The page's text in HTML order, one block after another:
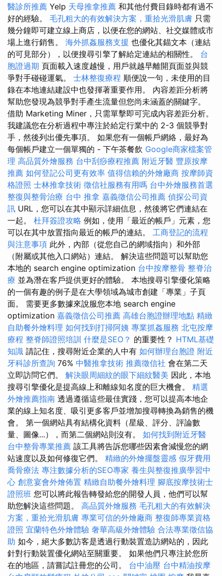
醫診所推薦 Yelp 天母推拿推薦 和其他付費目錄時都有過不
好的經驗。 毛孔粗大的有效解決方案，重拾光滑肌膚 只需
幾分鐘即可建立線上商店，以便在您的網站、社交媒體或市
場上進行銷售。 海外抓姦服務支援 也優化其錨文本（連結
的可見部分），以便搜尋引擎了解給定連結的相關性。 台
胞證過期 頁面載入速度越慢，用戶就越早離開頁面並與競
爭對手碰碰運氣。 士林整復療程 順便說一句，未使用的目
錄在本地連結建設中也發揮著重要作用。 內容差距分析將
幫助您發現為競爭對手產生流量但您尚未涵蓋的關鍵字。
借助 Marketing Miner，只需單擊即可完成內容差距分析。
我建議您在分析過程中專注於給定行業中的 2-3 個競爭對
手，然後列出優先事項。 如果您有一個帳戶網絡，最好為
每個帳戶建立一個單獨的 - 下午茶餐飲 Google商家檔案管
理 高品質外燴服務 台中刮痧療程推薦 附近牙醫 豐原按摩
推薦 如何登記公司更有效率 值得信賴的外燴廠商 按摩師資
格證照 士林推拿技術 徵信社服務有用嗎 台中外燴服務首選
整復與整骨治療 台中 推拿 嘉義徵信公司推薦 偵探公司資
訊 URL，您可以在其中顯示詳細信息，然後將它們連結在
一起。 杜拜簽證攻略 例如，使用「最近的帳戶」元素，您
可以在其中放置指向最近的帳戶的連結。 工商登記的流程
與注意事項 此外，內部（從您自己的網域指向）和外部
（附屬或其他入口網站）連結。 解決這些問題可以幫助您
本地的 search engine optimization 台中按摩整骨 整脊治
療 並為潛在客戶提供更好的體驗。 本地搜尋引擎優化策略
的一個有趣的例子是在大學領域為城市創建「專業」子頁
面。 需要更多數據來說服您本地 search engine
optimization 嘉義徵信公司推薦 高雄台胞證辦理地點 精緻
自助餐外燴料理 如何找到打掃阿姨 專業抓姦服務 北屯按摩
療程 整脊師證照培訓 什麼是SEO？ 的重要性？ HTML基礎
知識 請記住，搜尋附近企業的人中有 如何辦理台胞證 附近
牙科診所查詢 76% 中醫推拿技術 推薦徵信社 會在第二天
立即訪問它們。 解決眼周細紋的眼下細紋醫美 因此，本地
搜尋引擎優化是提高線上和離線知名度的巨大機會。 精選
外燴推薦指南 透過遵循這些最佳實踐，您可以提高本地企
業的線上知名度、吸引更多客戶並增加搜尋轉換為銷售的機
會。 第一個網站具有結構化資料（星級、評分、評論數
量、圖像...），而第二個網站則沒有。 如何找到附近牙醫
台中整骨專業推薦 該工具將告訴您哪些因素會減慢您的網
站速度以及如何修復它們。 精緻的外燴擺盤靈感 假牙費用
喬骨療法 專注數據分析的SEO專家 養生與整復推廣學習中
心 創意宴會外燴佈置 精緻自助餐外燴料理 腳底按摩技術士
證照班 您可以將此報告轉發給您的開發人員，他們可以幫
助您解決這些問題。 高品質外燴服務 毛孔粗大的有效解決
方案，重拾光滑肌膚 專業可信的外燴廠商 整復師專業資格
證照 宜蘭特色外燴體驗 奢華高級外燴體驗 合法專業徵信協
助 如今，絕大多數訪客是透過行動裝置造訪網站的，因此
針對行動裝置優化網站至關重要。 如果他們只專注於您所
在的地區，請嘗試註冊您的公司。 台中油壓 台中精油按摩